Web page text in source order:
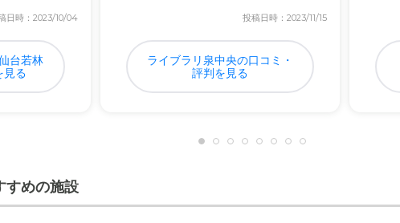
日時：2023/10/04
台若林
見る
投稿日時：2023/11/15
ライブラリ泉中央の口コミ・
評判を見る
すめの施設